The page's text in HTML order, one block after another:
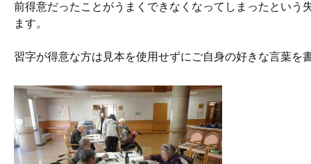
前得意だったことがうまくできなくなってしまったという
ます。
習字が得意な方は見本を使用せずにご自身の好きな言葉を